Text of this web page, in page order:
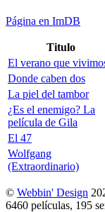
Página en ImDB
Titulo
El verano que
Donde caben dos
La piel del tambor
¿Es el enemigo? La
película de Gila
El 47
Wolfgang
(Extraordinario)
© Webbin' Design
6460 películas, 195